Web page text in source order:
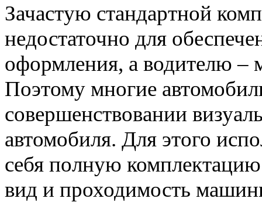
Зачастую стандартной
недостаточно для
оформления, а водителю –
Поэтому многие
совершенствовании
автомобиля. Для этого
себя полную
вид и проходимость